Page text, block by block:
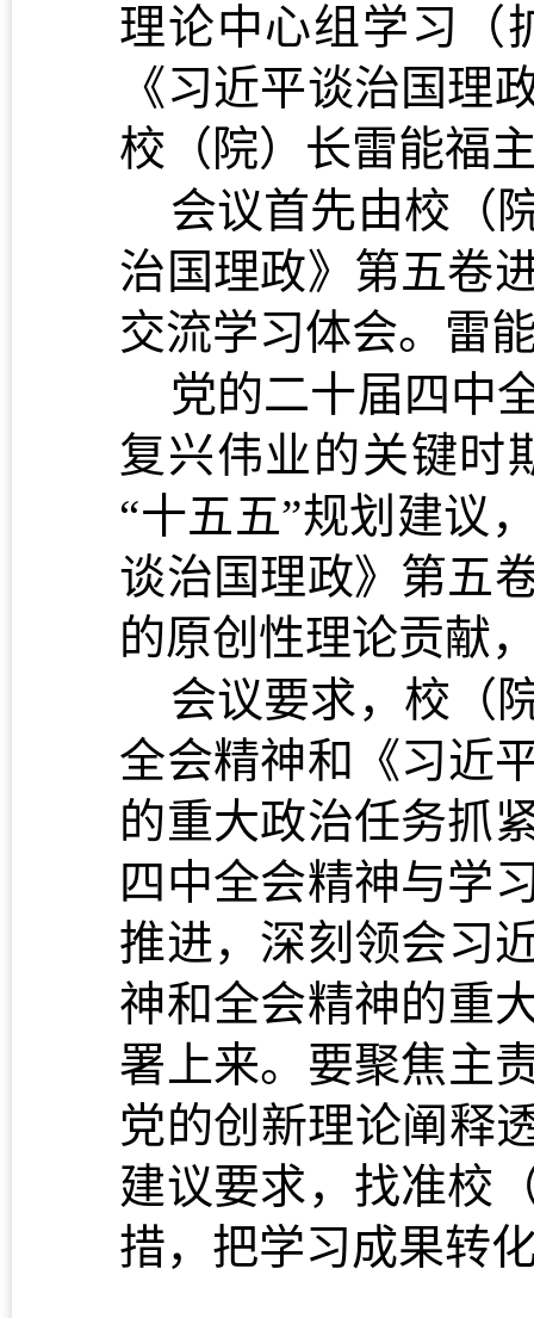
理论中心组学习（
《习近平谈治国理
校 （院） 长雷能福
会议首先由校（
治国理政》第五卷
交流学习体会。 雷
党的二十届四中
复兴伟业的关键时
“十五五”规划建议
谈治国理政》第五
的原创性理论贡献
会议要求，校（
全会精神和
《习近
的重大政治任务抓
四中全会精神与学
推进， 深刻领会习
神和全会精神的重
署上来。 要聚焦主
党的创新理论阐释
建议要求，找准校
措， 把学习成果转